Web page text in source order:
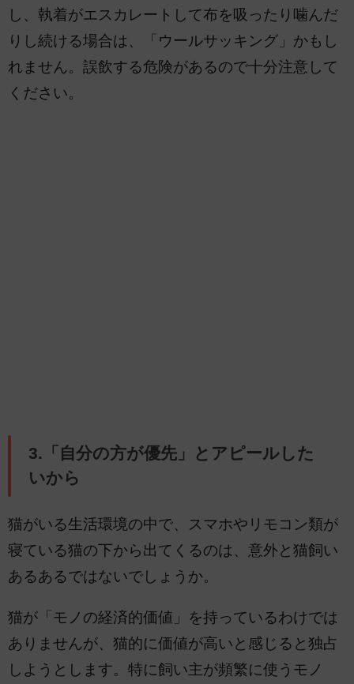
し、執着がエスカレートして布を吸ったり噛んだ
りし続ける場合は、「ウールサッキング」かもし
れません。誤飲する危険があるので十分注意して
ください。
3.「自分の方が優先」とアピールした
いから
猫がいる生活環境の中で、スマホやリモコン類が
寝ている猫の下から出てくるのは、意外と猫飼い
あるあるではないでしょうか。
猫が「モノの経済的価値」を持っているわけでは
ありませんが、猫的に価値が高いと感じると独占
しようとします。特に飼い主が頻繁に使うモノ